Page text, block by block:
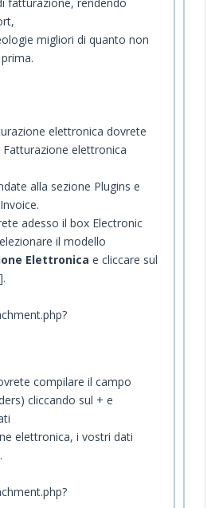
migliori di quanto non
elettronica dovrete
elettronica
alla sezione Plugins e
adesso il box Electronic
il modello
Elettronica e cliccare sul
compilare il campo
cliccando sul + e
elettronica, i vostri dati